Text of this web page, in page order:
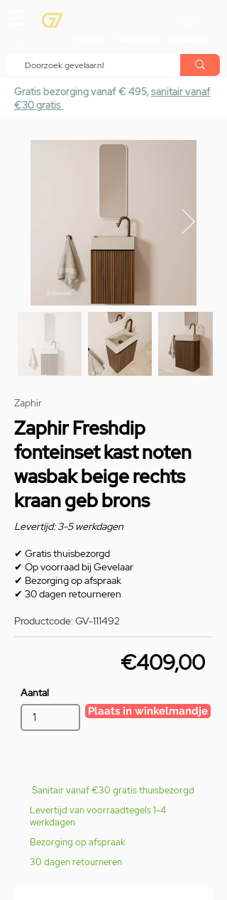
Gratis bezorging vanaf € 495,sanitair vanaf
€30 gratis
Zaphir
Zaphir Freshdip
fonteinset kast noten
wasbak beige rechts
kraan geb brons
Levertijd: 3-5 werkdagen
✔ Gratis thuisbezorgd
✔ Op voorraad bij Gevelaar
✔ Bezorging op afspraak
✔ 30 dagen retourneren
Productcode: GV-111492
€409,00
Aantal
Plaats in winkelmandje
Sanitair vanaf €30 gratis thuisbezorgd
Levertijd van voorraadtegels 1-4
werkdagen
Bezorging op afspraak
30 dagen retourneren